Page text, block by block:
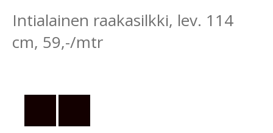
Intialainen raakasilkki, lev. 114
cm, 59,-/mtr